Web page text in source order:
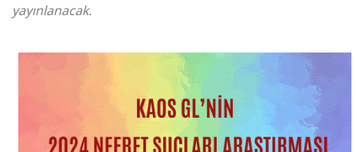
yayınlanacak.